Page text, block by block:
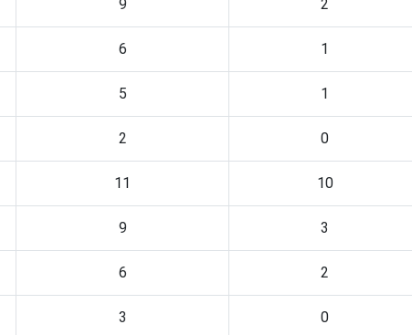
9 2
6 1
5 1
2 0
11 10
9 3
6 2
3 0